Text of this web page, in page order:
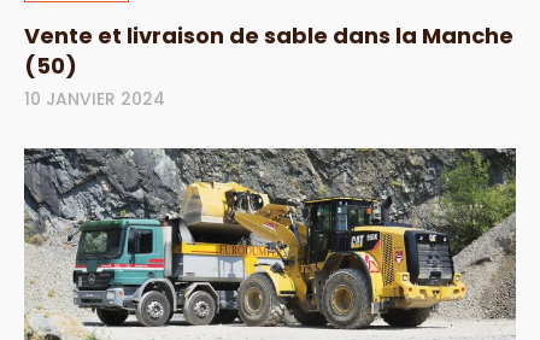
Vente et livraison de sable dans la Manche
(50)
10 JANVIER 2024